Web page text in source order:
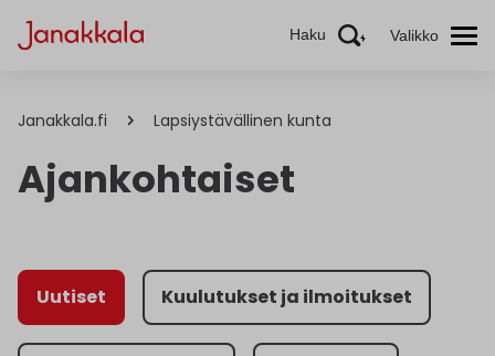
Haku Valikko
Janakkala.fi Lapsiystävällinen kunta
Ajankohtaiset
Uutiset Kuulutukset ja ilmoitukset